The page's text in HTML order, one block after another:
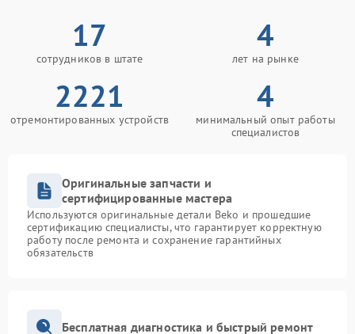
17
сотрудников в штате
4
лет на рынке
2221
отремонтированных устройств
4
минимальный опыт работы
специалистов
Оригинальные запчасти и
сертифицированные мастера
Используются оригинальные детали Beko и прошедшие
сертификацию специалисты, что гарантирует корректную
работу после ремонта и сохранение гарантийных
обязательств
Бесплатная диагностика и быстрый ремонт